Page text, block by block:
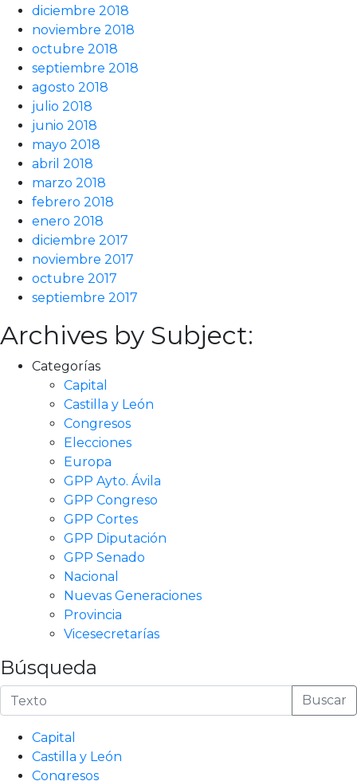
diciembre 2018
noviembre 2018
octubre 2018
septiembre 2018
agosto 2018
julio 2018
junio 2018
mayo 2018
abril 2018
marzo 2018
febrero 2018
enero 2018
diciembre 2017
noviembre 2017
octubre 2017
septiembre 2017
Archives by Subject:
Categorías
Capital
Castilla y León
Congresos
Elecciones
Europa
GPP Ayto. Ávila
GPP Congreso
GPP Cortes
GPP Diputación
GPP Senado
Nacional
Nuevas Generaciones
Provincia
Vicesecretarías
Búsqueda
Buscar
Capital
Castilla y León
Congresos